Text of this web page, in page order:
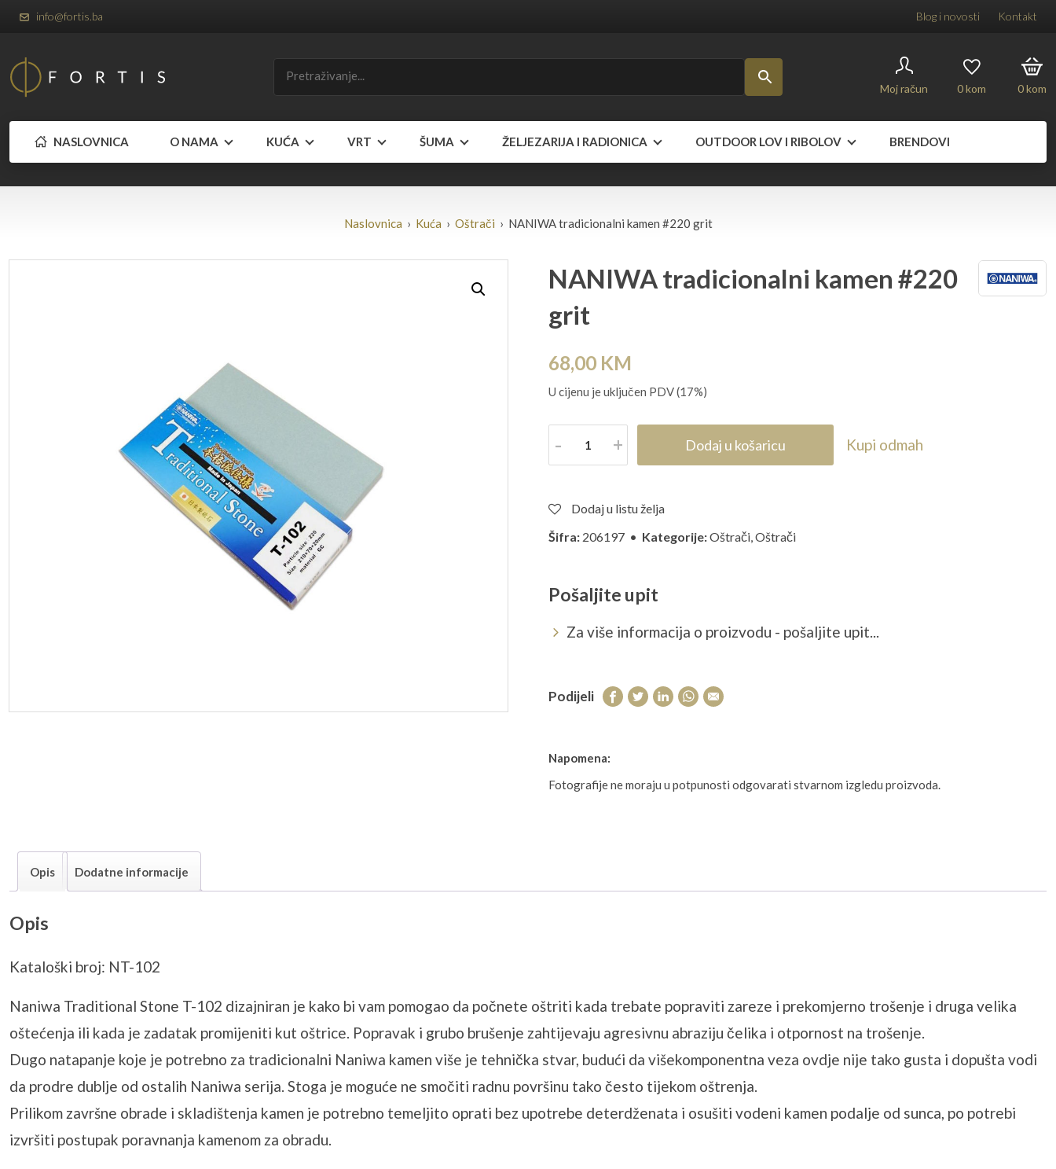
info@fortis.ba Blog i novosti Kontakt
Moj račun 0kom 0kom
NASLOVNICA O NAMA KUĆA VRT ŠUMA ŽELJEZARIJA I RADIONICA OUTDOOR LOV I RIBOLOV BRENDOVI
Naslovnica › Kuća › Oštrači › NANIWA tradicionalni kamen #220 grit
NANIWA tradicionalni kamen #220
grit
68,00 KM
U cijenu je uključen PDV (17%)
Količina Dodaj u košaricu Kupi odmah
Dodaj u listu želja
Šifra: 206197 • Kategorije:Oštrači,Oštrači
Pošaljite upit
Za više informacija o proizvodu - pošaljite upit...
Podijeli
Napomena:
Fotografije ne moraju u potpunosti odgovarati stvarnom izgledu proizvoda.
Opis Dodatne informacije
Opis
Kataloški broj: NT-102
Naniwa Traditional Stone T-102 dizajniran je kako bi vam pomogao da počnete oštriti kada trebate popraviti zareze i prekomjerno trošenje i druga velika
oštećenja ili kada je zadatak promijeniti kut oštrice. Popravak i grubo brušenje zahtijevaju agresivnu abraziju čelika i otpornost na trošenje.
Dugo natapanje koje je potrebno za tradicionalni Naniwa kamen više je tehnička stvar, budući da višekomponentna veza ovdje nije tako gusta i dopušta vodi
da prodre dublje od ostalih Naniwa serija. Stoga je moguće ne smočiti radnu površinu tako često tijekom oštrenja.
Prilikom završne obrade i skladištenja kamen je potrebno temeljito oprati bez upotrebe deterdženata i osušiti vodeni kamen podalje od sunca, po potrebi
izvršiti postupak poravnanja kamenom za obradu.